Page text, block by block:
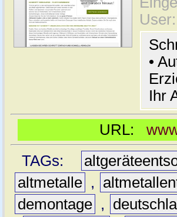
User:
•
Ihr
URL:
TAGs:
altmetalle ,
demontage ,